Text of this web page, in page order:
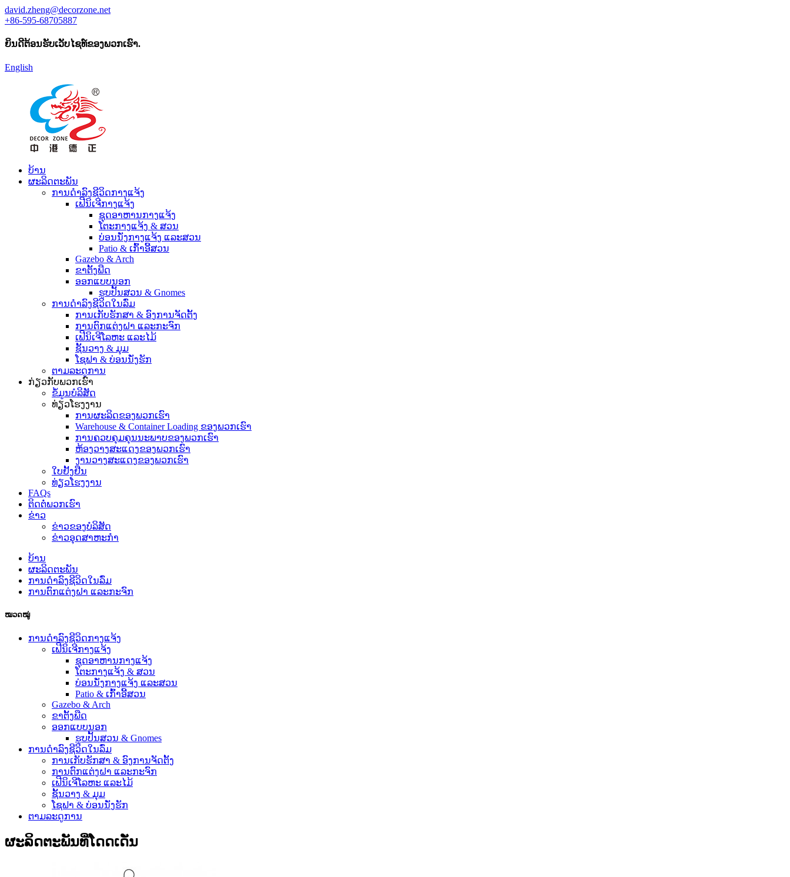
david.zheng@decorzone.net
+86-595-68705887
ຍິນດີຕ້ອນຮັບເວັບໄຊທ໌ຂອງພວກເຮົາ.
English
ບ້ານ
ຜະລິດຕະພັນ
ການດໍາລົງຊີວິດກາງແຈ້ງ
ເຟີນິເຈີກາງແຈ້ງ
ຊຸດອາຫານກາງແຈ້ງ
ໂຕະກາງແຈ້ງ & ສວນ
ບ່ອນນັ່ງກາງແຈ້ງ ແລະສວນ
Patio & ເກົ້າອີ້ສວນ
Gazebo & Arch
ຂາຕັ້ງພືດ
ອອກ​ແບບ​ນອກ​
ຮູບປັ້ນສວນ & Gnomes
ການດໍາລົງຊີວິດໃນລົ່ມ
ການເກັບຮັກສາ & ອົງການຈັດຕັ້ງ
ການຕົກແຕ່ງຝາ ແລະກະຈົກ
ເຟີນິເຈີໂລຫະ ແລະໄມ້
ຊັ້ນວາງ & ມຸມ
ໂຊຟາ & ບ່ອນນັ່ງຮັກ
ຕາມລະດູການ
ກ່ຽວກັບພວກເຮົາ
ຂໍ້ມູນບໍລິສັດ
ທ່ຽວໂຮງງານ
ການຜະລິດຂອງພວກເຮົາ
Warehouse & Container Loading ຂອງພວກເຮົາ
ການຄວບຄຸມຄຸນນະພາບຂອງພວກເຮົາ
ຫ້ອງວາງສະແດງຂອງພວກເຮົາ
ງານວາງສະແດງຂອງພວກເຮົາ
ໃບຢັ້ງຢືນ
ທ່ຽວໂຮງງານ
FAQs
ຕິດຕໍ່ພວກເຮົາ
ຂ່າວ
ຂ່າວຂອງບໍລິສັດ
ຂ່າວອຸດສາຫະກໍາ
ບ້ານ
ຜະລິດຕະພັນ
ການດໍາລົງຊີວິດໃນລົ່ມ
ການຕົກແຕ່ງຝາ ແລະກະຈົກ
ໝວດໝູ່
ການດໍາລົງຊີວິດກາງແຈ້ງ
ເຟີນິເຈີກາງແຈ້ງ
ຊຸດອາຫານກາງແຈ້ງ
ໂຕະກາງແຈ້ງ & ສວນ
ບ່ອນນັ່ງກາງແຈ້ງ ແລະສວນ
Patio & ເກົ້າອີ້ສວນ
Gazebo & Arch
ຂາຕັ້ງພືດ
ອອກ​ແບບ​ນອກ​
ຮູບປັ້ນສວນ & Gnomes
ການດໍາລົງຊີວິດໃນລົ່ມ
ການເກັບຮັກສາ & ອົງການຈັດຕັ້ງ
ການຕົກແຕ່ງຝາ ແລະກະຈົກ
ເຟີນິເຈີໂລຫະ ແລະໄມ້
ຊັ້ນວາງ & ມຸມ
ໂຊຟາ & ບ່ອນນັ່ງຮັກ
ຕາມລະດູການ
ຜະລິດຕະພັນທີ່ໂດດເດັ່ນ